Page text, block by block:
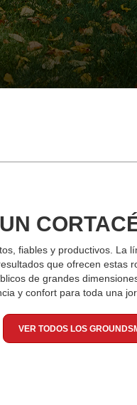
fiables y productivos.
que ofrecen
de grandes
y confort para toda una
VER TODOS LOS